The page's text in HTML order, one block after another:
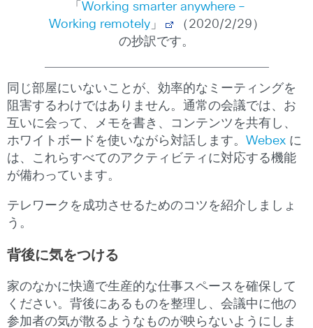
「 Working smarter anywhere –
Working remotely」
（2020/2/29）
の抄訳です。
同じ部屋にいないことが、効率的なミーティングを
阻害するわけではありません。通常の会議では、お
互いに会って、メモを書き、コンテンツを共有し、
ホワイトボードを使いながら対話します。 Webex に
は、これらすべてのアクティビティに対応する機能
が備わっています。
テレワークを成功させるためのコツを紹介しましょ
う。
背後に気をつける
家のなかに快適で生産的な仕事スペースを確保して
ください。背後にあるものを整理し、会議中に他の
参加者の気が散るようなものが映らないようにしま